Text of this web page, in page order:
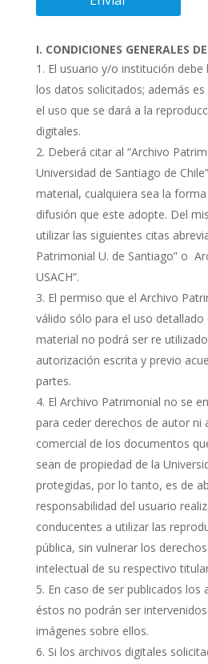
I. CONDICIONES GENERALES
El usuario y/o institución
los datos solicitados; además
el uso que se dará a la
digitales.
Deberá citar al “Archivo
Universidad de Santiago de
material, cualquiera sea la
difusión que este adopte. Del
utilizar las siguientes citas
Patrimonial U. de Santiago” o
USACH”.
El permiso que el Archivo
válido sólo para el uso detallado
material no podrá ser re
autorización escrita y previo
partes.
El Archivo Patrimonial no se
para ceder derechos de autor ni
comercial de los documentos
sean de propiedad de la
protegidas, por lo tanto, es de
responsabilidad del usuario
conducentes a utilizar las
pública, sin vulnerar los
intelectual de su respectivo
En caso de ser publicados los
éstos no podrán ser
imágenes sobre ellos.
Si los archivos digitales